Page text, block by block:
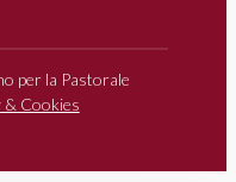
per la Pastorale
& Cookies